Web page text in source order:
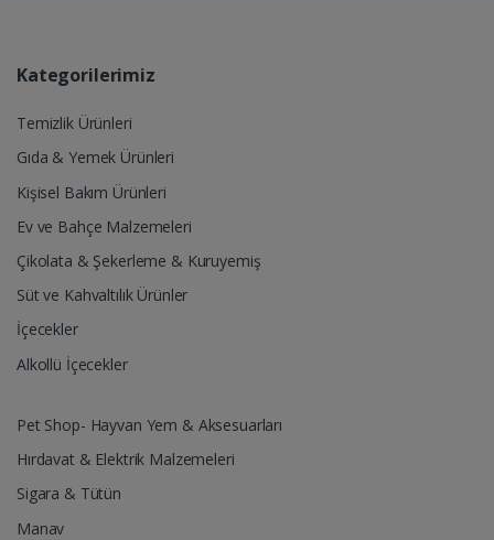
Kategorilerimiz
Temizlik Ürünleri
Gıda & Yemek Ürünleri
Kişisel Bakım Ürünleri
Ev ve Bahçe Malzemeleri
Çikolata & Şekerleme & Kuruyemiş
Süt ve Kahvaltılık Ürünler
İçecekler
Alkollü İçecekler
Pet Shop- Hayvan Yem & Aksesuarları
Hırdavat & Elektrik Malzemeleri
Sigara & Tütün
Manav